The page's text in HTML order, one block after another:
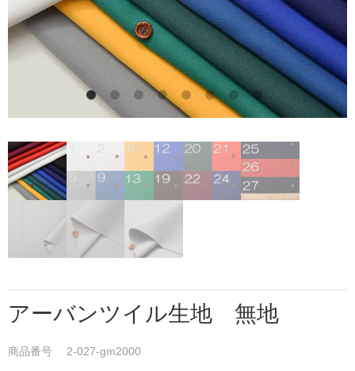
アーバンツイル生地 無地
商品番号 2-027-gm2000